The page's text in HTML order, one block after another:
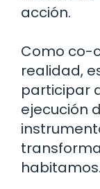
acción.
Como co-
realidad,
participar
ejecución
habitamos.